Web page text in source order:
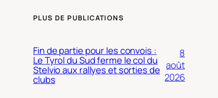
PLUS DE PUBLICATIONS
Fin de partie pour les convois :
Le Tyrol du Sud ferme le col du
Stelvio aux rallyes et sorties de
clubs
8
août
2026